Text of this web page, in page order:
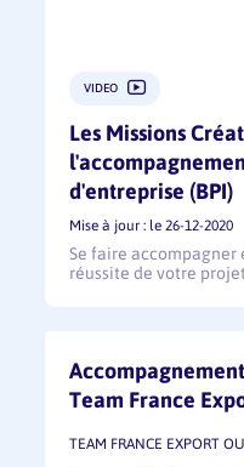
VIDEO
Les Missions
d'entreprise (BPI)
Mise à jour : le 26-12-2020
Se faire accompagner
réussite de votre
Team France
TEAM FRANCE EXPORT